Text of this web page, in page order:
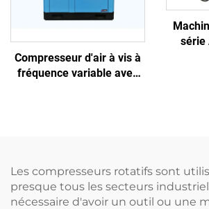
Compresseur d'air à vis à
fréquence variable avec
série
Les compresseurs rotatifs sont
presque tous les secteurs
nécessaire d'avoir un outil ou une